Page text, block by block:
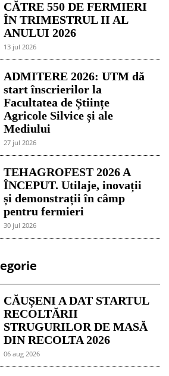
CĂTRE 550 DE FERMIERI
ÎN TRIMESTRUL II AL
ANULUI 2026
13 jul 2026
ADMITERE 2026: UTM dă
start înscrierilor la
Facultatea de Științe
Agricole Silvice și ale
Mediului
27 jul 2026
TEHAGROFEST 2026 A
ÎNCEPUT. Utilaje, inovații
și demonstrații în câmp
pentru fermieri
30 jul 2026
CĂUȘENI A DAT STARTUL
RECOLTĂRII
STRUGURILOR DE MASĂ
DIN RECOLTA 2026
06 aug 2026